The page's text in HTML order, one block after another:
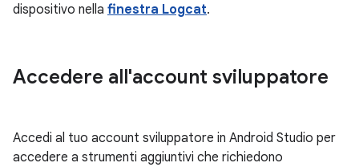
dispositivo nella finestra Logcat.
Accedere all'account sviluppatore
Accedi al tuo account sviluppatore in Android Studio per
accedere a strumenti aggiuntivi che richiedono